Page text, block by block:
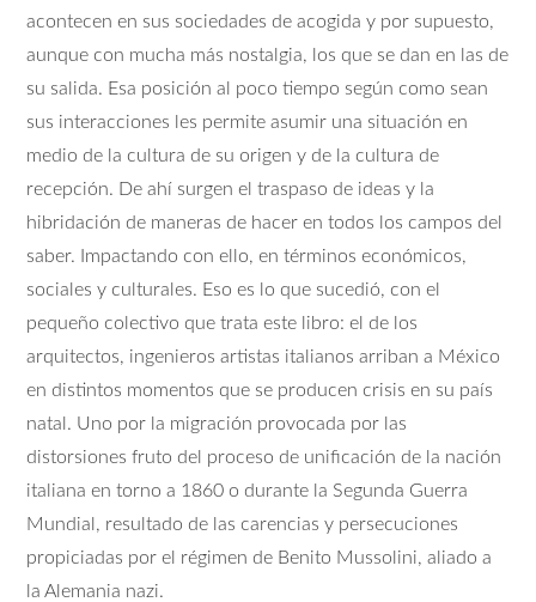
acontecen en sus sociedades de acogida y por supuesto,
aunque con mucha más nostalgia, los que se dan en las de
su salida. Esa posición al poco tiempo según como sean
sus interacciones les permite asumir una situación en
medio de la cultura de su origen y de la cultura de
recepción. De ahí surgen el traspaso de ideas y la
hibridación de maneras de hacer en todos los campos del
saber. Impactando con ello, en términos económicos,
sociales y culturales. Eso es lo que sucedió, con el
pequeño colectivo que trata este libro: el de los
arquitectos, ingenieros artistas italianos arriban a México
en distintos momentos que se producen crisis en su país
natal. Uno por la migración provocada por las
distorsiones fruto del proceso de unificación de la nación
italiana en torno a 1860 o durante la Segunda Guerra
Mundial, resultado de las carencias y persecuciones
propiciadas por el régimen de Benito Mussolini, aliado a
la Alemania nazi.